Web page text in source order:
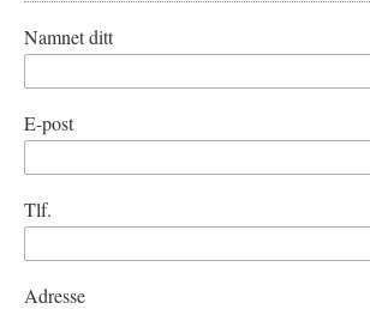
Namnet ditt
E-post
Tlf.
Adresse